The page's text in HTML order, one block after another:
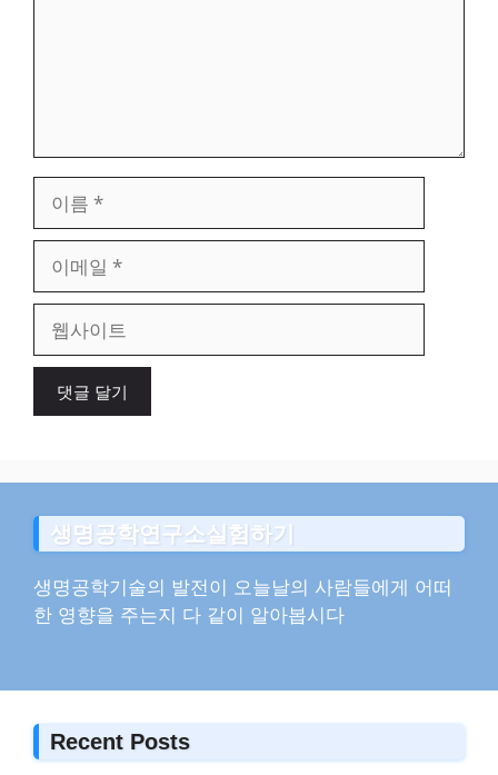
일
이
생명공학연구소실험하기
생명공학기술의 발전이 오늘날의 사람들에게 어떠
한 영향을 주는지 다 같이 알아봅시다
Recent Posts